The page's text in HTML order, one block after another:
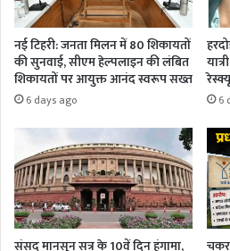
नई टिहरी: जनता मिलन में 80 शिकायतों
की सुनवाई, सीएम हेल्पलाइन की लंबित
शिकायतों पर आयुक्त आनंद स्वरूप सख्त
6 days ago 6
संसद मानसून सत्र के 10वें दिन हंगामा,